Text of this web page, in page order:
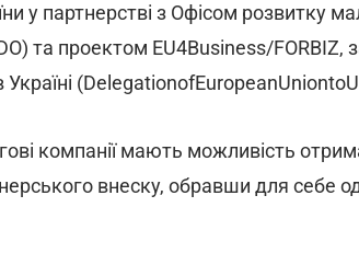
у партнерстві з Офісом розвитку
та проектом EU4Business/FORBIZ,
компанії мають можливість
внеску, обравши для себе